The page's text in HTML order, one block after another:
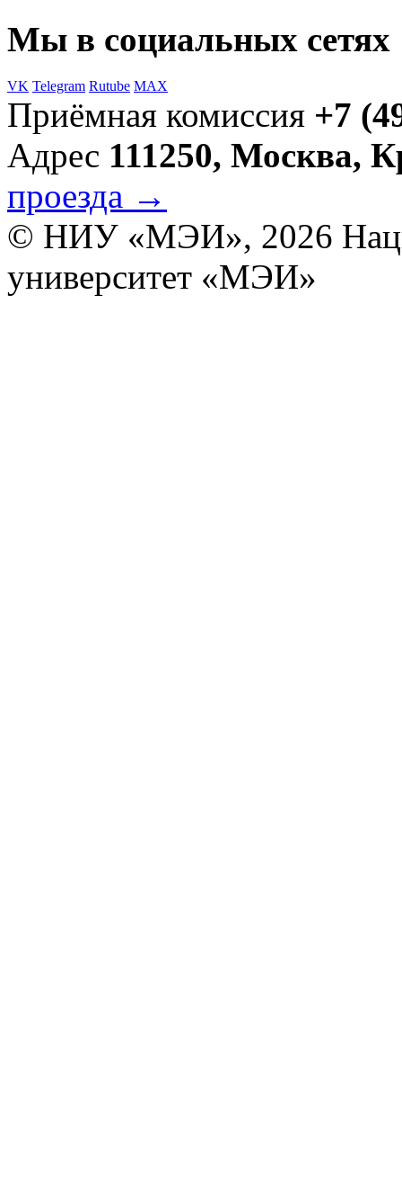
Мы в социальных сетях
VK Telegram Rutube MAX
Приёмная комиссия +7
Адрес 111250, Москва,
проезда →
© НИУ «МЭИ», 2026
университет «МЭИ»